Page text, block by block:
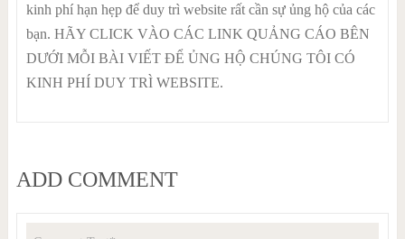
kinh phí hạn hẹp để duy trì website rất cần sự ủng hộ của các
bạn. HÃY CLICK VÀO CÁC LINK QUẢNG CÁO BÊN
DƯỚI MỖI BÀI VIẾT ĐỂ ỦNG HỘ CHÚNG TÔI CÓ
KINH PHÍ DUY TRÌ WEBSITE.
ADD COMMENT